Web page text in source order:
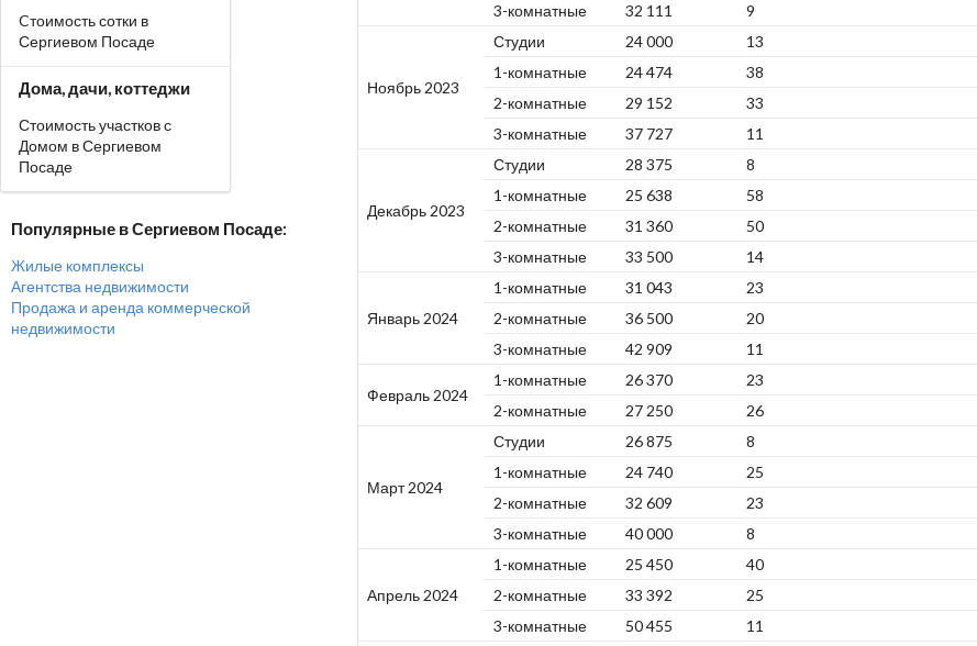
Cтоимость сотки в
Сергиевом Посаде
Дома, дачи, коттеджи
Стоимость участков с
Домом в Сергиевом
Посаде
Популярные в Сергиевом Посаде:
Жилые комплексы
Агентства недвижимости
Продажа и аренда коммерческой
недвижимости
3-комнатные
32 111 9
Ноябрь 2023
Студии 24 000
13
1-комнатные
24 474
38
2-комнатные
29 152
33
3-комнатные
37 727 11
Декабрь 2023
Студии 28 375
8
1-комнатные
25 638
58
2-комнатные
31 360
50
3-комнатные
33 500 14
Январь 2024
1-комнатные 31 043
23
2-комнатные
36 500
20
3-комнатные
42 909 11
Февраль 2024
1-комнатные 26 370
23
2-комнатные
27 250 26
Март 2024
Студии 26 875
8
1-комнатные
24 740
25
2-комнатные
32 609
23
3-комнатные
40 000 8
Апрель 2024
1-комнатные 25 450
40
2-комнатные
33 392
25
3-комнатные
50 455 11